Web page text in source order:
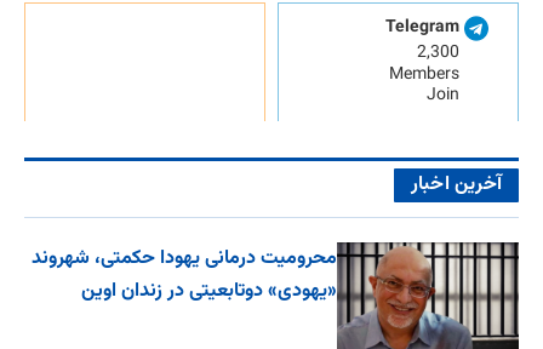
Telegram
2,300
Members
Join
آخرین اخبار
محرومیت درمانی یهودا حکمتی، شهروند
«یهودی» دوتابعیتی در زندان اوین